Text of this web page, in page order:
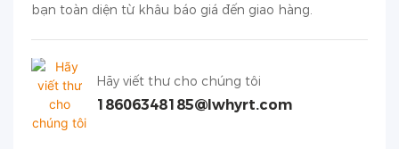
bạn toàn diện từ khâu báo giá đến giao hàng.
Hãy viết thư cho chúng tôi
18606348185@lwhyrt.com